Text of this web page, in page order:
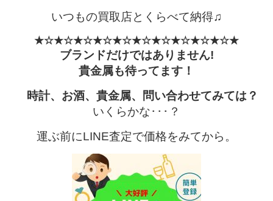
いつもの買取店とくらべて納得♫
★☆★☆★☆★☆★☆★☆★☆★☆★☆★☆★
ブランドだけではありません!
貴金属も待ってます！
時計、お酒、 貴金属、問い合わせてみては？
いくらかな･･･？
運ぶ前にLINE査定で価格をみてから。